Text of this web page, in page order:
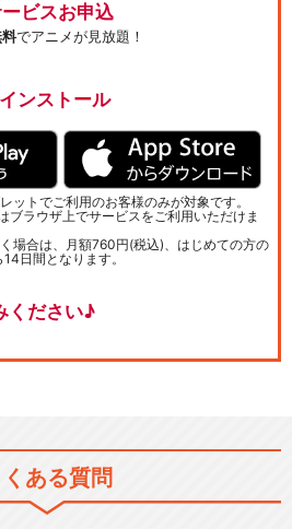
ビスお申込
でアニメが見放題！
ンストール
ットでご利用のお客様のみが対象です。
ブラウザ上でサービスをご利用いただけま
場合は、月額760円(税込)、はじめての方の
日間となります。
ください♪
くある質問